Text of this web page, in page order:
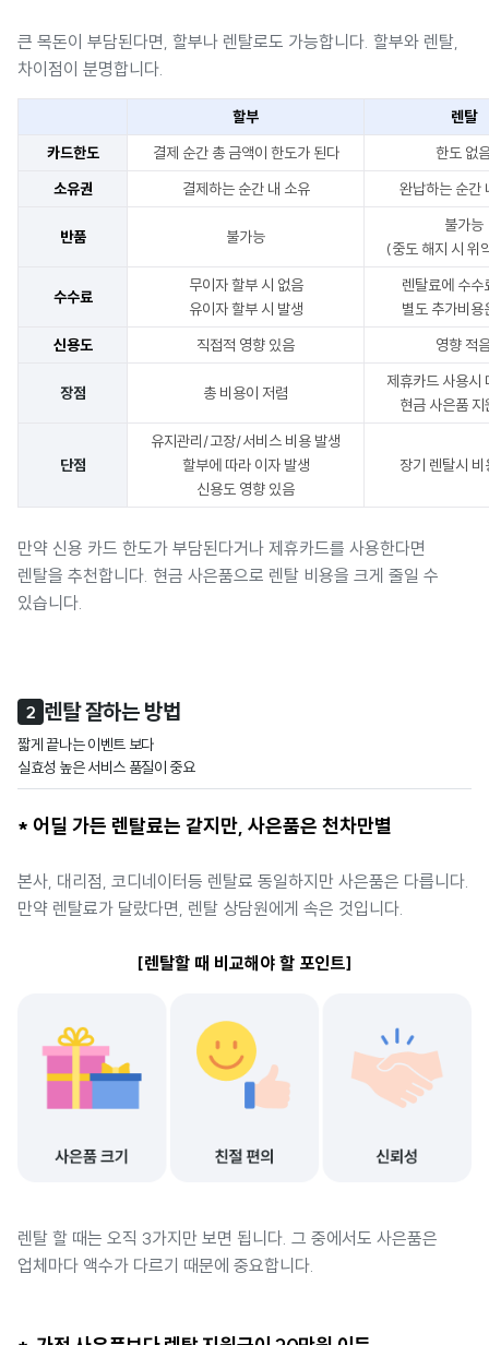
큰 목돈이 부담된다면, 할부나 렌탈로도 가능합니다. 할부와 렌탈,
차이점이 분명합니다.
할부
렌탈
카드한도
결제 순간 총 금액이 한도가 된다
한도 없
소유권
결제하는 순간 내 소유 완납하는 순간
반품 불가능
불가능
(중도 해지 시 위
수수료
무이자 할부 시 없음
유이자 할부 시 발생
렌탈료에 수수
별도 추가비용
신용도
직접적 영향 있음 영향 적
장점 총 비용이 저렴
제휴카드 사용시
현금 사은품 지
단점
유지관리/고장/서비스 비용 발생
할부에 따라 이자 발생
신용도 영향 있음
장기 렌탈시 비
만약 신용 카드 한도가 부담된다거나 제휴카드를 사용한다면
렌탈을 추천합니다. 현금 사은품으로 렌탈 비용을 크게 줄일 수
있습니다.
2 렌탈 잘하는 방법
짧게 끝나는 이벤트 보다
실효성 높은 서비스 품질이 중요
* 어딜 가든 렌탈료는 같지만, 사은품은 천차만별
본사, 대리점, 코디네이터등 렌탈료 동일하지만 사은품은 다릅니다.
만약 렌탈료가 달랐다면, 렌탈 상담원에게 속은 것입니다.
[렌탈할 때 비교해야 할 포인트]
렌탈 할 때는 오직 3가지만 보면 됩니다. 그 중에서도 사은품은
업체마다 액수가 다르기 때문에 중요합니다.